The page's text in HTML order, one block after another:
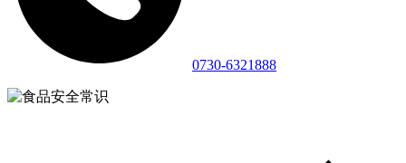
0730-6321888